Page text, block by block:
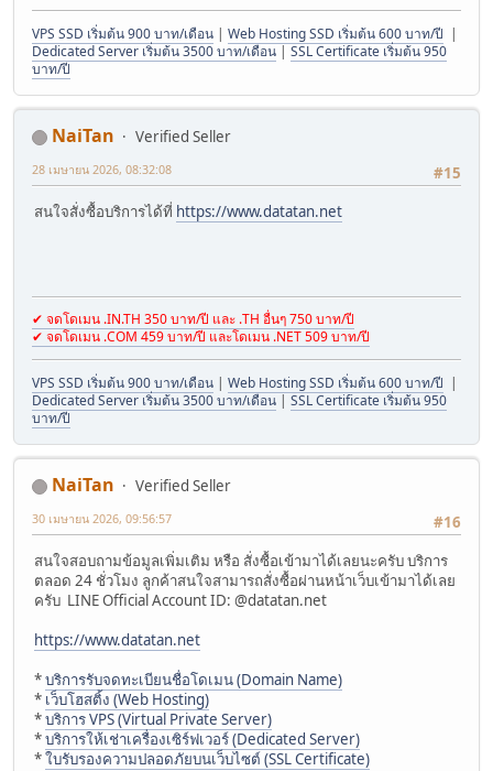
VPS SSD เริ่มต้น 900 บาท/เดือน | Web Hosting SSD เริ่มต้น 600 บาท/ปี |
Dedicated Server เริ่มต้น 3500 บาท/เดือน | SSL Certificate เริ่มต้น 950
บาท/ปี
NaiTan
Verified Seller
#15
28 เมษายน 2026, 08:32:08
สนใจสั่งซื้อบริการได้ที่ https://www.datatan.net
✔ จดโดเมน .IN.TH 350 บาท/ปี และ .TH อื่นๆ 750 บาท/ปี
✔ จดโดเมน .COM 459 บาท/ปี และโดเมน .NET 509 บาท/ปี
VPS SSD เริ่มต้น 900 บาท/เดือน | Web Hosting SSD เริ่มต้น 600 บาท/ปี |
Dedicated Server เริ่มต้น 3500 บาท/เดือน | SSL Certificate เริ่มต้น 950
บาท/ปี
NaiTan
Verified Seller
#16
30 เมษายน 2026, 09:56:57
สนใจสอบถามข้อมูลเพิ่มเติม หรือ สั่งซื้อเข้ามาได้เลยนะครับ บริการ
ตลอด 24 ชั่วโมง ลูกค้าสนใจสามารถสั่งซื้อผ่านหน้าเว็บเข้ามาได้เลย
ครับ LINE Official Account ID: @datatan.net
https://www.datatan.net
*บริการรับจดทะเบียนชื่อโดเมน (Domain Name)
* เว็บโฮสติ้ง (Web Hosting)
*บริการ VPS (Virtual Private Server)
*บริการให้เช่าเครื่องเซิร์ฟเวอร์ (Dedicated Server)
*ใบรับรองความปลอดภัยบนเว็บไซต์ (SSL Certificate)